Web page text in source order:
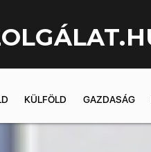
KÜLFÖLD GAZDASÁG